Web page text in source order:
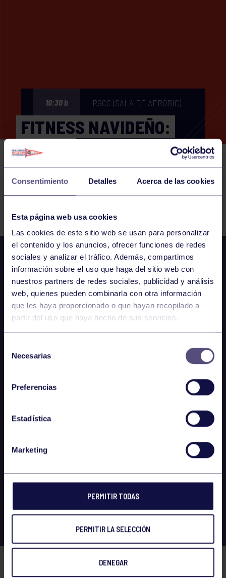
Consentimiento Detalles Acerca de las cookies
Esta página web usa cookies
Las cookies de este sitio web se usan para personalizar
el contenido y los anuncios, ofrecer funciones de redes
sociales y analizar el tráfico. Además, compartimos
información sobre el uso que haga del sitio web con
nuestros partners de redes sociales, publicidad y análisis
web, quienes pueden combinarla con otra información
que les haya proporcionado o que hayan recopilado a
partir del uso que haya hecho de sus servicios.
Necesarias
Preferencias
Estadística
Marketing
PERMITIR TODAS
PERMITIR LA SELECCIÓN
DENEGAR
10:30 h RGCC (SALA DE AERÓBIC)
FITNESS NAVIDEÑO:
ZUMBA